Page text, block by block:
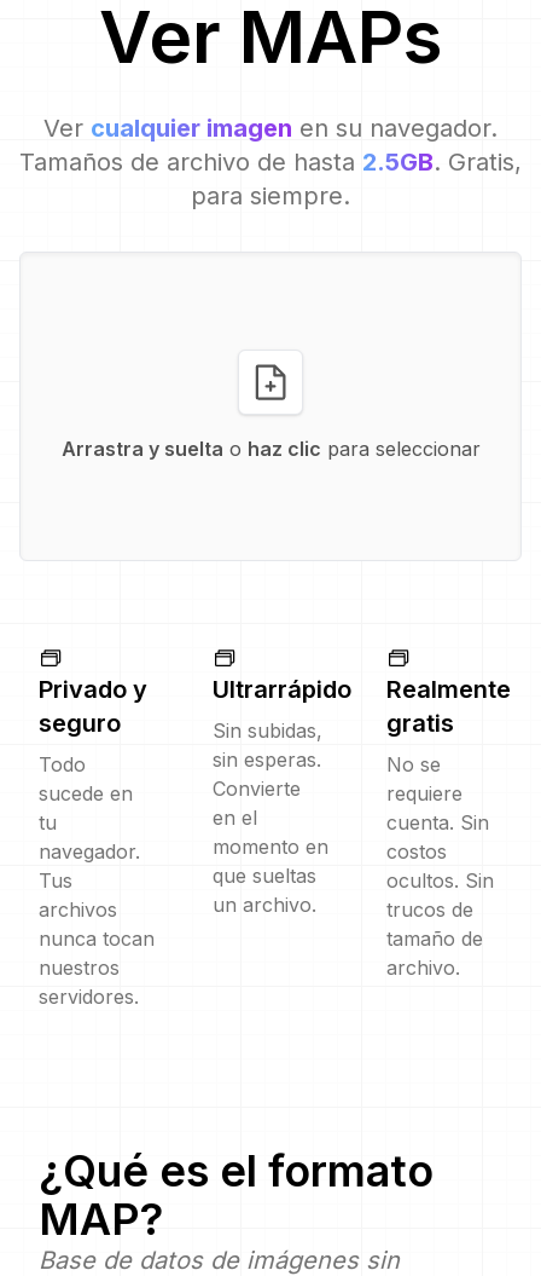
Ver MAPs
Ver cualquier imagen en su navegador.
Tamaños de archivo de hasta 2.5GB. Gratis,
para siempre.
Arrastra y suelta o haz clic para seleccionar
Privado y
seguro
Todo
sucede en
tu
navegador.
Tus
archivos
nunca tocan
nuestros
servidores.
Ultrarrápido
Sin subidas,
sin esperas.
Convierte
en el
momento en
que sueltas
un archivo.
Realmente
gratis
No se
requiere
cuenta. Sin
costos
ocultos. Sin
trucos de
tamaño de
archivo.
¿Qué es el formato
MAP?
Base de datos de imágenes sin